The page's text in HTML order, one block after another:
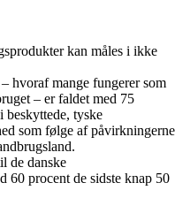
kan måles i ikke
hvoraf mange fungerer som
– er faldet med 75
beskyttede, tyske
som følge af påvirkningerne
de danske
60 procent de sidste knap 50